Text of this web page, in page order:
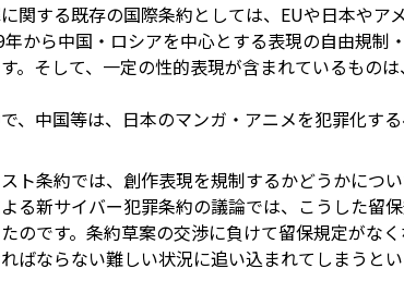
関する既存の国際条約としては、EUや日本やア
年から中国・ロシアを中心とする表現の自由規
。そして、一定の性的表現が含まれているもの
、中国等は、日本のマンガ・アニメを犯罪化す
ト条約では、創作表現を規制するかどうかにつ
る新サイバー犯罪条約の議論では、こうした留
のです。条約草案の交渉に負けて留保規定がな
ばならない難しい状況に追い込まれてしまうとい